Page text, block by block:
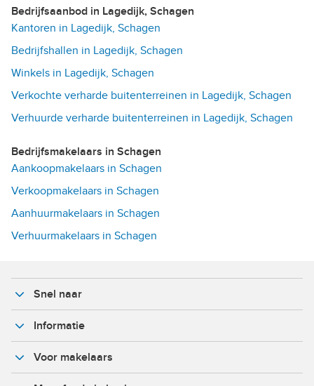
Bedrijfsaanbod in Lagedijk, Schagen
Kantoren in Lagedijk, Schagen
Bedrijfshallen in Lagedijk, Schagen
Winkels in Lagedijk, Schagen
Verkochte verharde buitenterreinen in Lagedijk, Schagen
Verhuurde verharde buitenterreinen in Lagedijk, Schagen
Bedrijfsmakelaars in Schagen
Aankoopmakelaars in Schagen
Verkoopmakelaars in Schagen
Aanhuurmakelaars in Schagen
Verhuurmakelaars in Schagen
Snel naar
Informatie
Voor makelaars